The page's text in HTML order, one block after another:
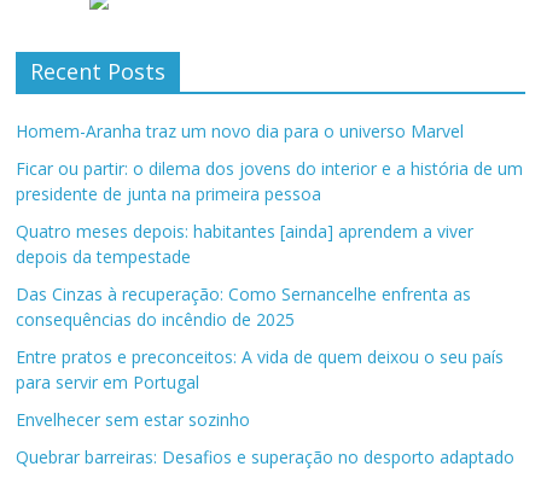
Recent Posts
Homem-Aranha traz um novo dia para o universo Marvel
Ficar ou partir: o dilema dos jovens do interior e a história de um
presidente de junta na primeira pessoa
Quatro meses depois: habitantes [ainda] aprendem a viver
depois da tempestade
Das Cinzas à recuperação: Como Sernancelhe enfrenta as
consequências do incêndio de 2025
Entre pratos e preconceitos: A vida de quem deixou o seu país
para servir em Portugal
Envelhecer sem estar sozinho
Quebrar barreiras: Desafios e superação no desporto adaptado